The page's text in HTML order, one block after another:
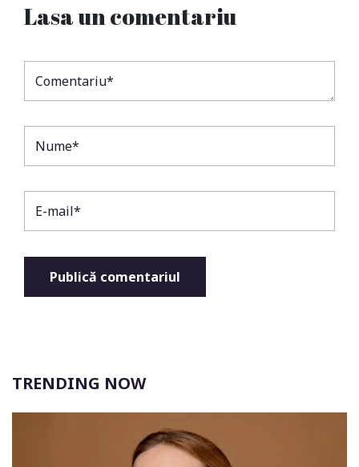
Lasa un comentariu
TRENDING NOW